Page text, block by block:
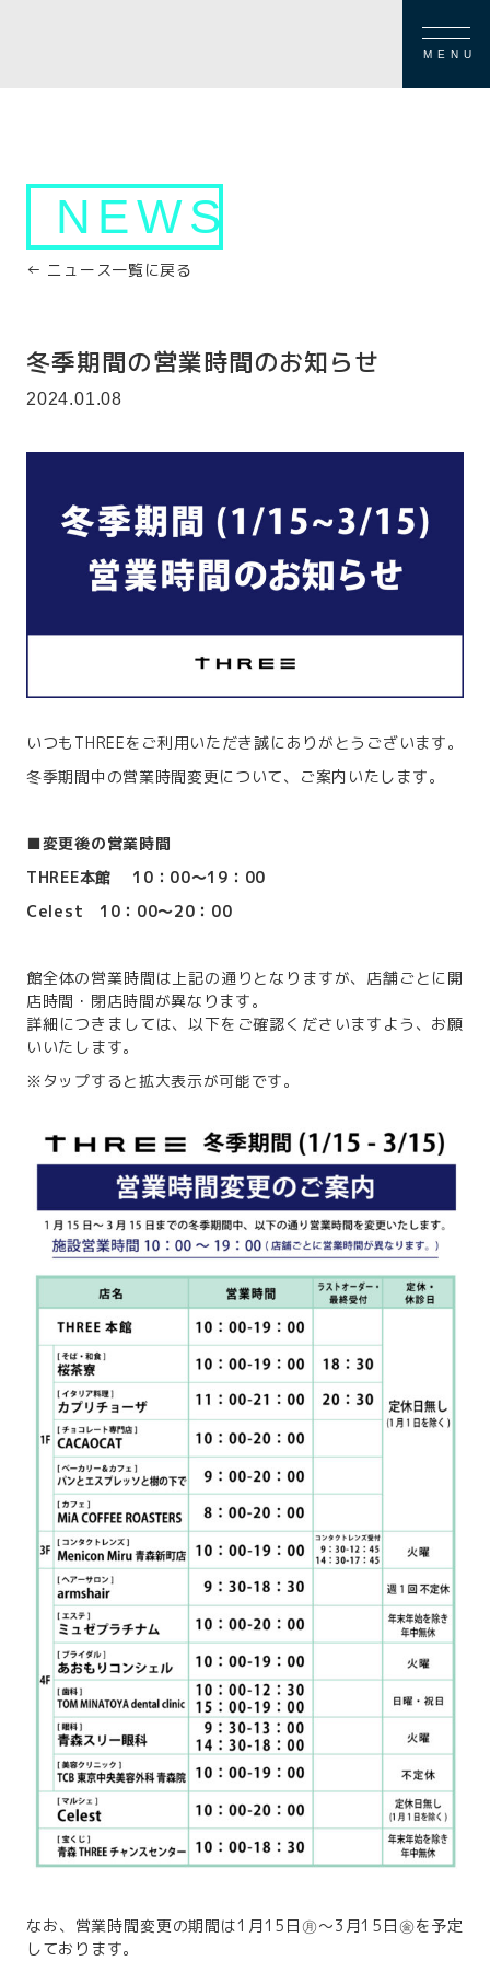
MENU
NEWS
← ニュース一覧に戻る
冬季期間の営業時間のお知らせ
2024.01.08
いつもTHREEをご利用いただき誠にありがとうございます。
冬季期間中の営業時間変更について、ご案内いたします。
■変更後の営業時間
THREE本館 10：00～19：00
Celest 10：00～20：00
館全体の営業時間は上記の通りとなりますが、店舗ごとに開
店時間・閉店時間が異なります。
詳細につきましては、以下をご確認くださいますよう、お願
いいたします。
※タップすると拡大表示が可能です。
なお、営業時間変更の期間は1月15日㊊～3月15日㊎を予定
しております。